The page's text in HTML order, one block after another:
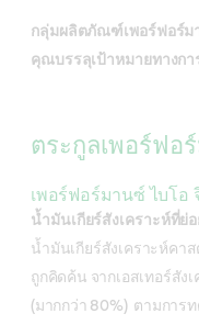
กลุ่มผลิตภัณฑ์เพอร์ฟอร์ม
คุณบรรลุเป้าหมายทางกา
ตระกูลเพอร์ฟอ
เพอร์ฟอร์มานซ์ ไบโอ
น้ำมันเกียร์สังเคราะห์ที่ย่
น้ำมันเกียร์สังเคราะห์คา
ถูกคิดค้น จากเอสเทอร์สัง
(มากกว่า 80%) ตามการ